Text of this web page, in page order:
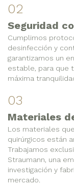
02
Seguridad
Cumplimos
desinfección y
garantizamos un
estable, para que
máxima
03
Materiales
Los materiales
quirúrgicos están
Trabajamos
Straumann, una
investigación y
mercado.